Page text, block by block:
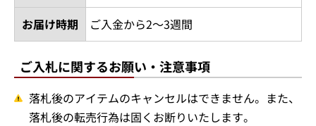
お届け時期 ご入金から2～3週間
ご入札に関するお願い・注意事項
落札後のアイテムのキャンセルはできません。また、
落札後の転売行為は固くお断りいたします。